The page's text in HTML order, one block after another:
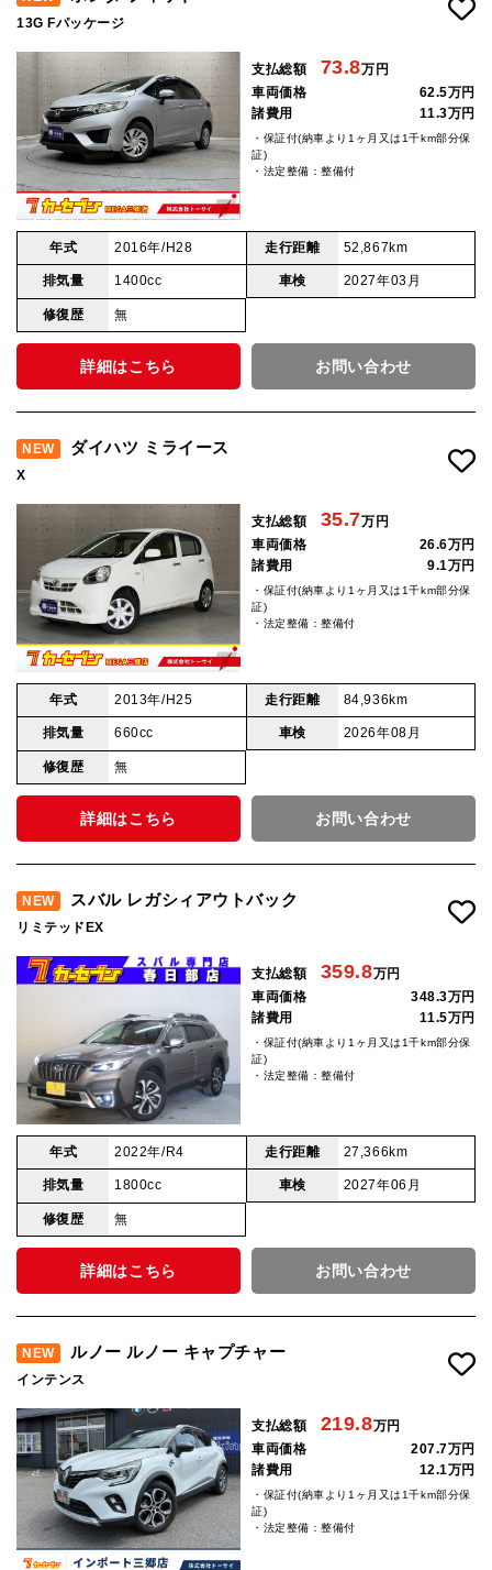
13G Fパッケージ
支払総額 73.8万円
車両価格
62.5万円
諸費用
11.3万円
・保証付(納車より1ヶ月又は1千km部分保
証)
・法定整備：整備付
年式 2016年/H28 走行距離 52,867km
排気量 1400cc 車検 2027年03月
修復歴 無
詳細はこちら お問い合わせ
NEW ダイハツ ミライース
X
支払総額 35.7万円
車両価格
26.6万円
諸費用
9.1万円
・保証付(納車より1ヶ月又は1千km部分保
証)
・法定整備：整備付
年式 2013年/H25 走行距離 84,936km
排気量 660cc 車検 2026年08月
修復歴 無
詳細はこちら お問い合わせ
NEW スバル レガシィアウトバック
リミテッドEX
支払総額 359.8万円
車両価格
348.3万円
諸費用
11.5万円
・保証付(納車より1ヶ月又は1千km部分保
証)
・法定整備：整備付
年式 2022年/R4 走行距離 27,366km
排気量 1800cc 車検 2027年06月
修復歴 無
詳細はこちら お問い合わせ
NEW ルノー ルノー キャプチャー
インテンス
支払総額 219.8万円
車両価格
207.7万円
諸費用
12.1万円
・保証付(納車より1ヶ月又は1千km部分保
証)
・法定整備：整備付